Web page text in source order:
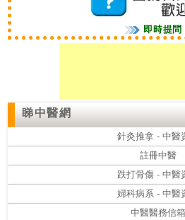
即時提問
睇中醫網
針灸推拿 - 中醫
註冊中醫
跌打骨傷 - 中醫
婦科病系 - 中醫
中醫醫務信箱